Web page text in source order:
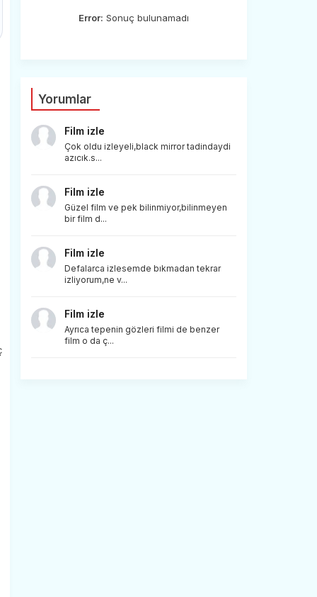
Error: Sonuç bulunamadı
Yorumlar
Film izle
Çok oldu izleyeli,black mirror tadindaydi
azıcık.s...
Film izle
Güzel film ve pek bilinmiyor,bilinmeyen
bir film d...
Film izle
Defalarca izlesemde bıkmadan tekrar
izliyorum,ne v...
Film izle
Ayrıca tepenin gözleri filmi de benzer
film o da ç...